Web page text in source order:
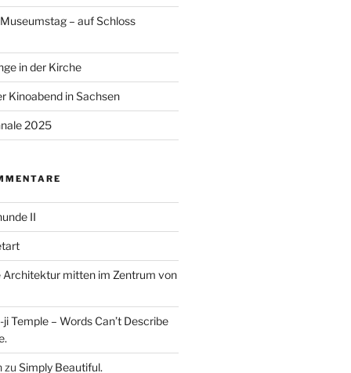
– auf Schloss
in der Kirche
Kinoabend in Sachsen
2025
II
Architektur mitten im Zentrum von
Temple – Words Can’t Describe
zu Simply Beautiful.